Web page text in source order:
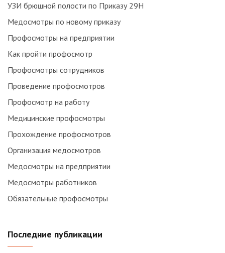
УЗИ брюшной полости по Приказу 29Н
Медосмотры по новому приказу
Профосмотры на предприятии
Как пройти профосмотр
Профосмотры сотрудников
Проведение профосмотров
Профосмотр на работу
Медицинские профосмотры
Прохождение профосмотров
Организация медосмотров
Медосмотры на предприятии
Медосмотры работников
Обязательные профосмотры
Последние публикации